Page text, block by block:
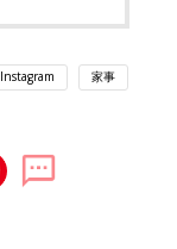
Instagram 家事